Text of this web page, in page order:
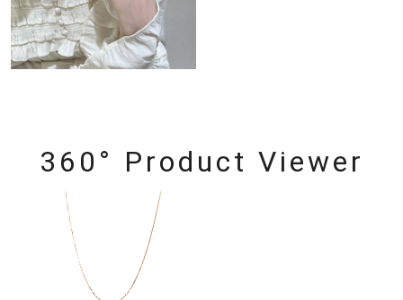
360° Product Viewer